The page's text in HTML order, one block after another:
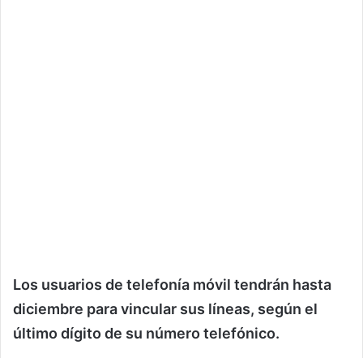
Los usuarios de telefonía móvil tendrán hasta
diciembre para vincular sus líneas, según el
último dígito de su número telefónico.